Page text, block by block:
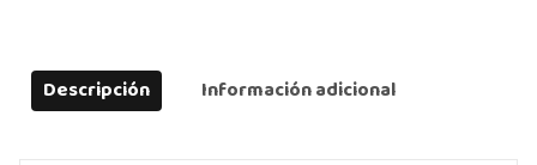
Descripción Información adicional